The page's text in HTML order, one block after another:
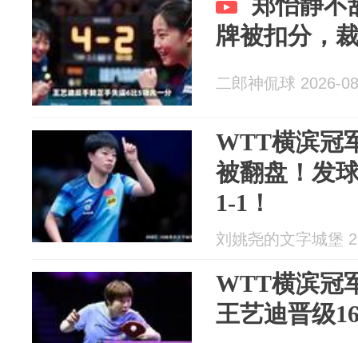
牌被扣分，
二郎神侃球 2026-
WTT横滨冠
被翻盘！发
1-1！
刘姚尧的文字城堡
WTT横滨冠
王艺迪晋级